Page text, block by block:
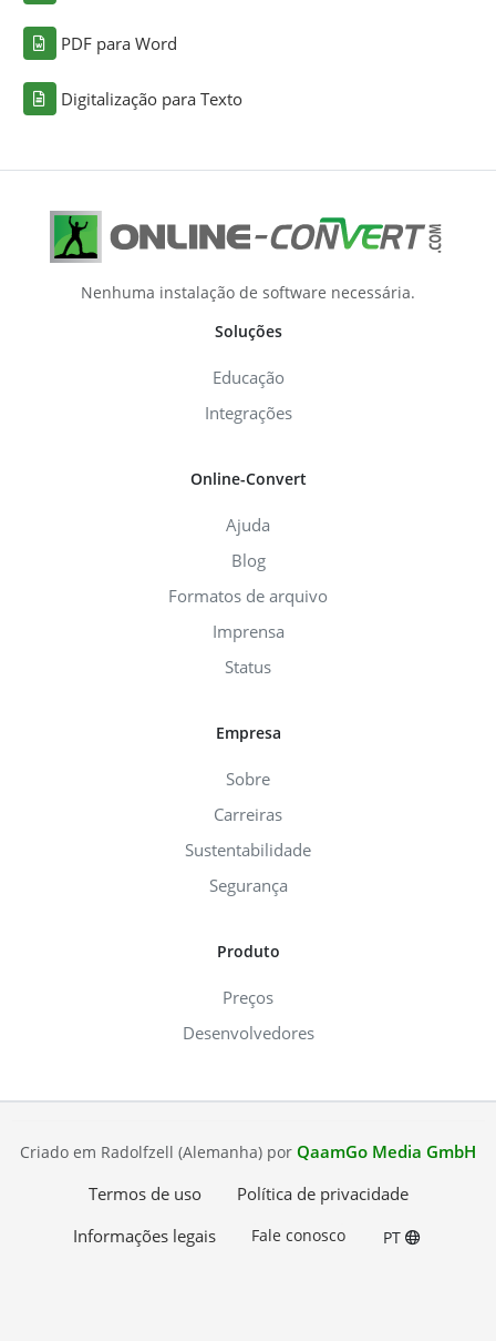
PDF para Word
Digitalização para Texto
Nenhuma instalação de software necessária.
Soluções
Educação
Integrações
Online-Convert
Ajuda
Blog
Formatos de arquivo
Imprensa
Status
Empresa
Sobre
Carreiras
Sustentabilidade
Segurança
Produto
Preços
Desenvolvedores
Criado em Radolfzell (Alemanha) por QaamGo Media GmbH
Termos de uso
Política de privacidade
Informações legais
Fale conosco PT